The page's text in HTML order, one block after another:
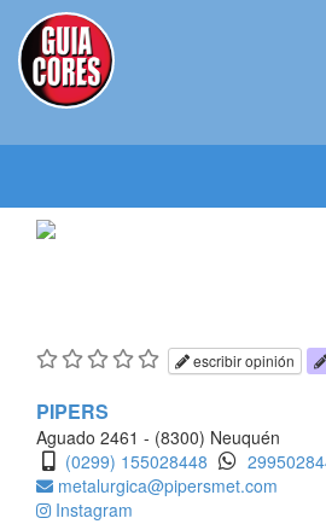
escribir opinión
PIPERS
Aguado 2461 - (8300) Neuquén
(0299) 155028448
metalurgica@pipersmet.com
Instagram